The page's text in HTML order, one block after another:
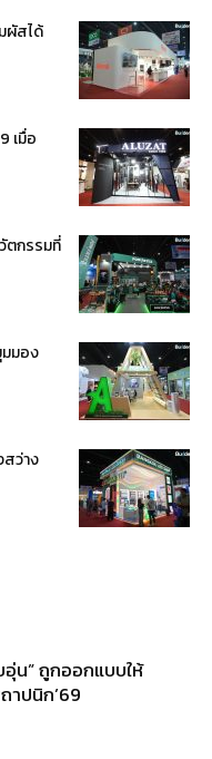
ผัสได้
เมื่อ
ตกรรมที่
มอง
สว่าง
น” ถูกออกแบบให้
าปนิก’69